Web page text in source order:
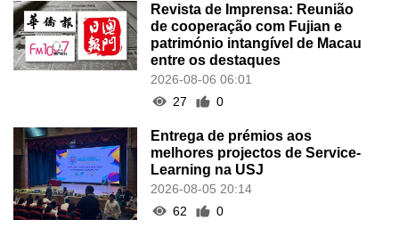
Revista de Imprensa: Reunião
de cooperação com Fujian e
património intangível de Macau
entre os destaques
2026-08-06 06:01
27
0
Entrega de prémios aos
melhores projectos de Service-
Learning na USJ
2026-08-05 20:14
62
0